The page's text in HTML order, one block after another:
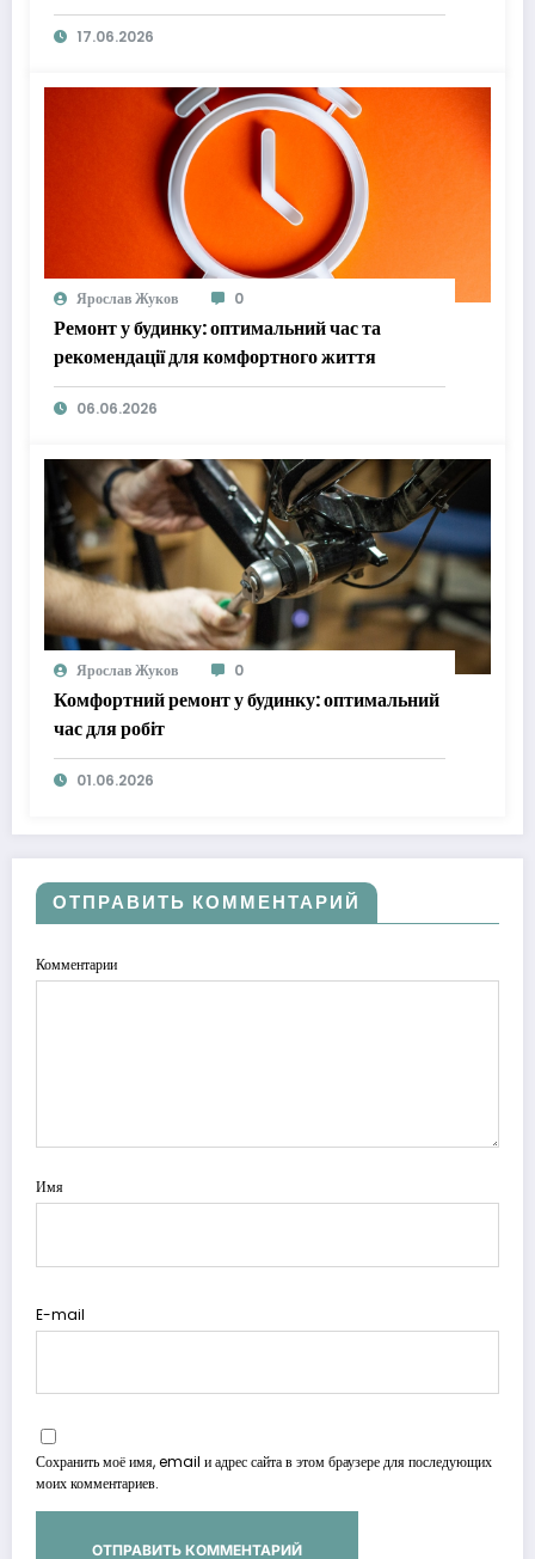
17.06.2026
Ярослав Жуков 0
Ремонт у будинку: оптимальний час та
рекомендації для комфортного життя
06.06.2026
Ярослав Жуков 0
Комфортний ремонт у будинку: оптимальний
час для робіт
01.06.2026
ОТПРАВИТЬ КОММЕНТАРИЙ
Комментарии
Имя
E-mail
Сохранить моё имя, email и адрес сайта в этом браузере для последующих
моих комментариев.